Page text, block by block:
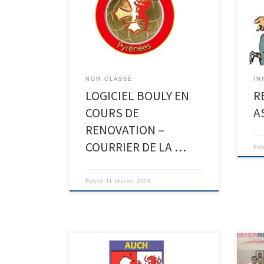
NON CLASSÉ
LOGICIEL BOULY EN
COURS DE
RENOVATION –
COURRIER DE LA …
Publié 11 février 2026
MIDI Pyrénées : Doubles à Auch-
équipe Qualifiées pour le
Le
a